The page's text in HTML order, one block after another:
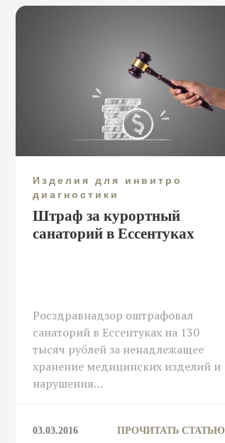
Изделия для инвитро
диагностики
Штраф за курортный
санаторий в Ессентуках
Росздравнадзор оштрафовал
санаторий в Ессентуках на 130
тысяч рублей за ненадлежащее
хранение медицинских изделий и
нарушения…
03.03.2016 ПРОЧИТАТЬ СТАТЬЮ